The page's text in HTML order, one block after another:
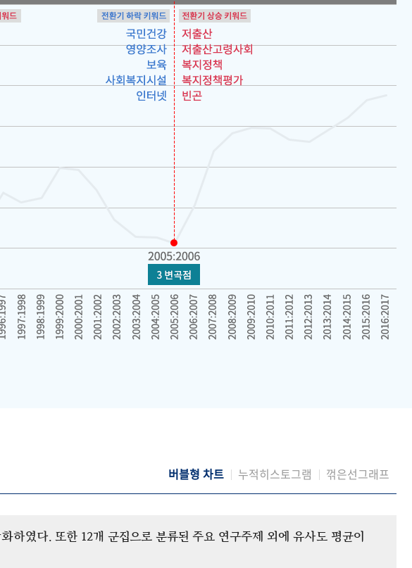
버블형 차트 누적히스토그램 꺾은선그래프
하였다. 또한 12개 군집으로 분류된 주요 연구주제 외에 유사도 평균이